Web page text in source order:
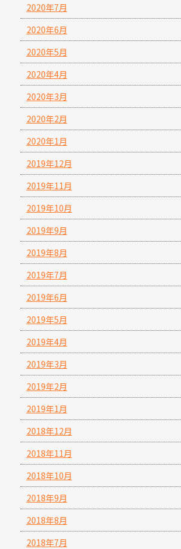
2020年7月
2020年6月
2020年5月
2020年4月
2020年3月
2020年2月
2020年1月
2019年12月
2019年11月
2019年10月
2019年9月
2019年8月
2019年7月
2019年6月
2019年5月
2019年4月
2019年3月
2019年2月
2019年1月
2018年12月
2018年11月
2018年10月
2018年9月
2018年8月
2018年7月